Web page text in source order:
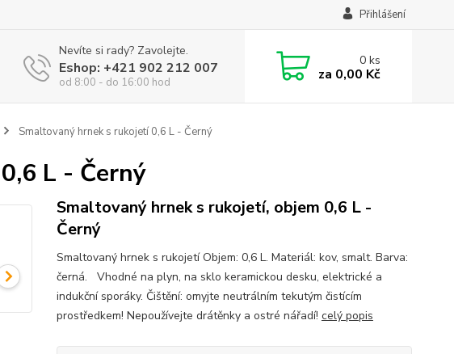
Přihlášení
Nevíte si rady? Zavolejte.
Eshop: +421 902 212 007
od 8:00 - do 16:00 hod
0ks
za 0,00 Kč
Smaltovaný hrnek s rukojetí 0,6 L - Černý
L - Černý
Smaltovaný hrnek s rukojetí, objem 0,6 L -
Černý
Smaltovaný hrnek s rukojetí Objem: 0,6 L. Materiál: kov, smalt. Barva:
černá. Vhodné na plyn, na sklo keramickou desku, elektrické a
indukční sporáky. Čištění: omyjte neutrálním tekutým čistícím
prostředkem! Nepoužívejte drátěnky a ostré nářadí! celý popis